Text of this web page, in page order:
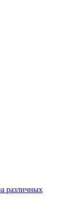
различных